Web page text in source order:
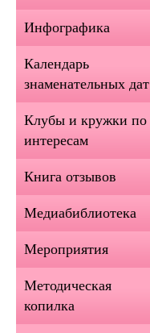
Инфографика
Календарь
знаменательных дат
Клубы и кружки по
интересам
Книга отзывов
Медиабиблиотека
Мероприятия
Методическая
копилка